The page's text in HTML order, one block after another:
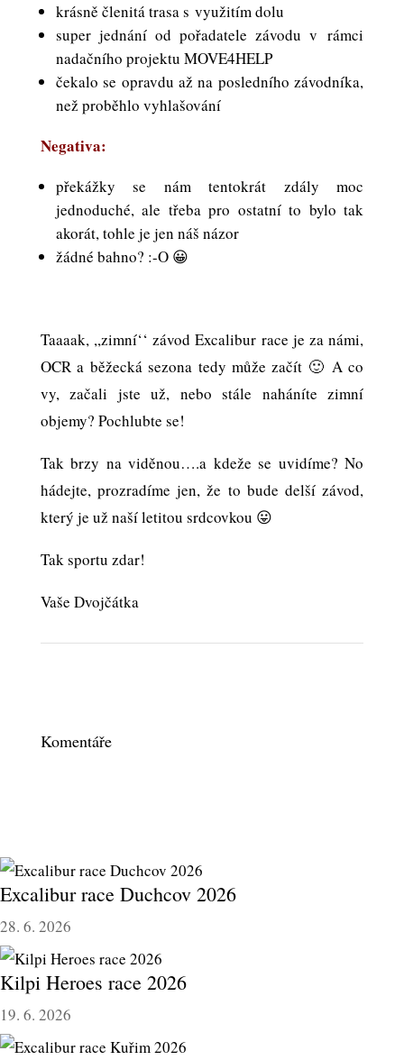
krásně členitá trasa s využitím dolu
super jednání od pořadatele závodu v rámci
nadačního projektu MOVE4HELP
čekalo se opravdu až na posledního závodníka,
než proběhlo vyhlašování
Negativa:
překážky se nám tentokrát zdály moc
jednoduché, ale třeba pro ostatní to bylo tak
akorát, tohle je jen náš názor
žádné bahno? :-O 😀
Taaaak, ,,zimní‘‘ závod Excalibur race je za námi,
OCR a běžecká sezona tedy může začít 🙂 A co
vy, začali jste už, nebo stále naháníte zimní
objemy? Pochlubte se!
Tak brzy na viděnou….a kdeže se uvidíme? No
hádejte, prozradíme jen, že to bude delší závod,
který je už naší letitou srdcovkou 😛
Tak sportu zdar!
Vaše Dvojčátka
Komentáře
Excalibur race Duchcov 2026
28. 6. 2026
Kilpi Heroes race 2026
19. 6. 2026